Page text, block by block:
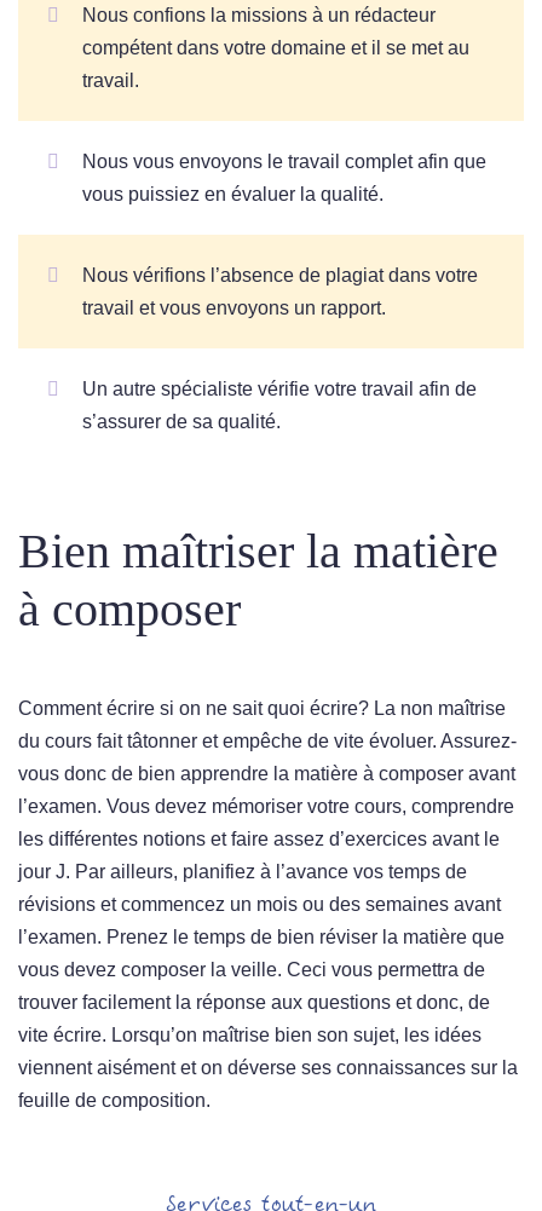
Nous confions la missions à un rédacteur
compétent dans votre domaine et il se met au
travail.
Nous vous envoyons le travail complet afin que
vous puissiez en évaluer la qualité.
Nous vérifions l’absence de plagiat dans votre
travail et vous envoyons un rapport.
Un autre spécialiste vérifie votre travail afin de
s’assurer de sa qualité.
Bien maîtriser la matière
à composer
Comment écrire si on ne sait quoi écrire? La non maîtrise
du cours fait tâtonner et empêche de vite évoluer. Assurez-
vous donc de bien apprendre la matière à composer avant
l’examen. Vous devez mémoriser votre cours, comprendre
les différentes notions et faire assez d’exercices avant le
jour J. Par ailleurs, planifiez à l’avance vos temps de
révisions et commencez un mois ou des semaines avant
l’examen. Prenez le temps de bien réviser la matière que
vous devez composer la veille. Ceci vous permettra de
trouver facilement la réponse aux questions et donc, de
vite écrire. Lorsqu’on maîtrise bien son sujet, les idées
viennent aisément et on déverse ses connaissances sur la
feuille de composition.
Services tout-en-un